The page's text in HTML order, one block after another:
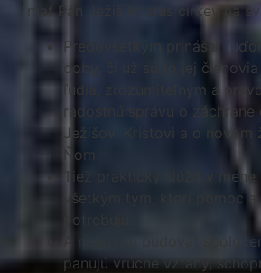
mať Pán Ježiš Kristus cirkev na
Predovšetkým prinášať
doby, či už sú to jej členovia
ľudia, zrozumiteľným a
radostnú správu o záchrane
Ježišovi Kristovi a o novom
Ňom.
Tiež prakticky slúžiť v mene
všetkým tým, ktorí pomoc a
potrebujú.
A napokon budovať
panujú vrúcne vzťahy,